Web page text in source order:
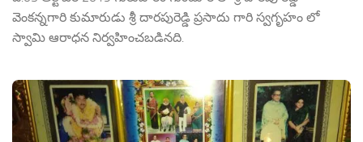
వెంకన్నగారి కుమారుడు శ్రీ దారపురెడ్డి ప్రసాదు గారి స్వగృహం లో
స్వామి ఆరాధన నిర్వహించబడినది.